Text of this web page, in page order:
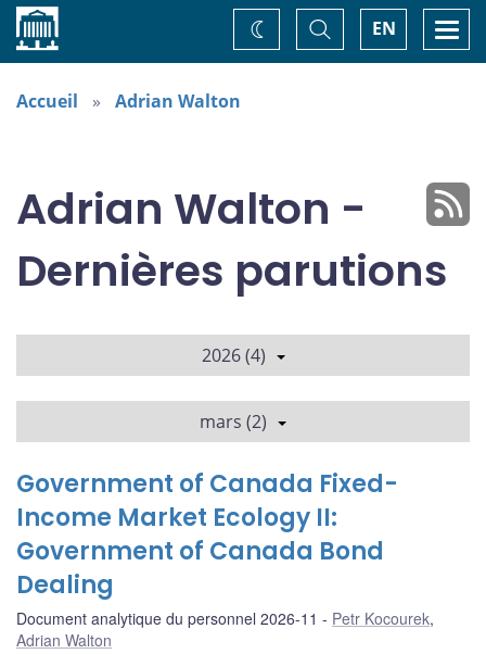
Accueil EN
Basculer
la
recherche
Changez
de
Accueil Adrian Walton
Adrian Walton -
Dernières parutions
2026 (4)
mars (2)
Government of Canada Fixed-
Income Market Ecology II:
Government of Canada Bond
Dealing
Document analytique du personnel 2026-11 Petr Kocourek,
Adrian Walton